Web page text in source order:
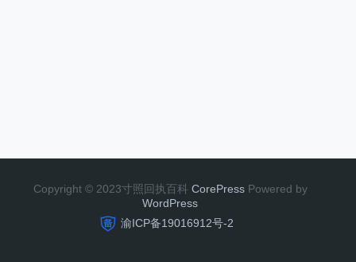
Copyright © 2023寸照回执百科 CorePress Powered by
WordPress
渝ICP备19016912号-2